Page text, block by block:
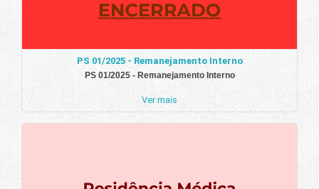
PS 01/2025 - Remanejamento Interno
PS 01/2025 - Remanejamento Interno
Ver mais